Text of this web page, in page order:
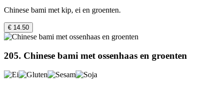
Chinese bami met kip, ei en groenten.
€ 14.50
205. Chinese bami met ossenhaas en groenten